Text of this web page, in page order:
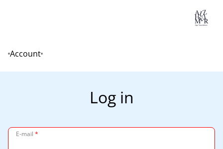
Home
Account
Log in
E-mail *